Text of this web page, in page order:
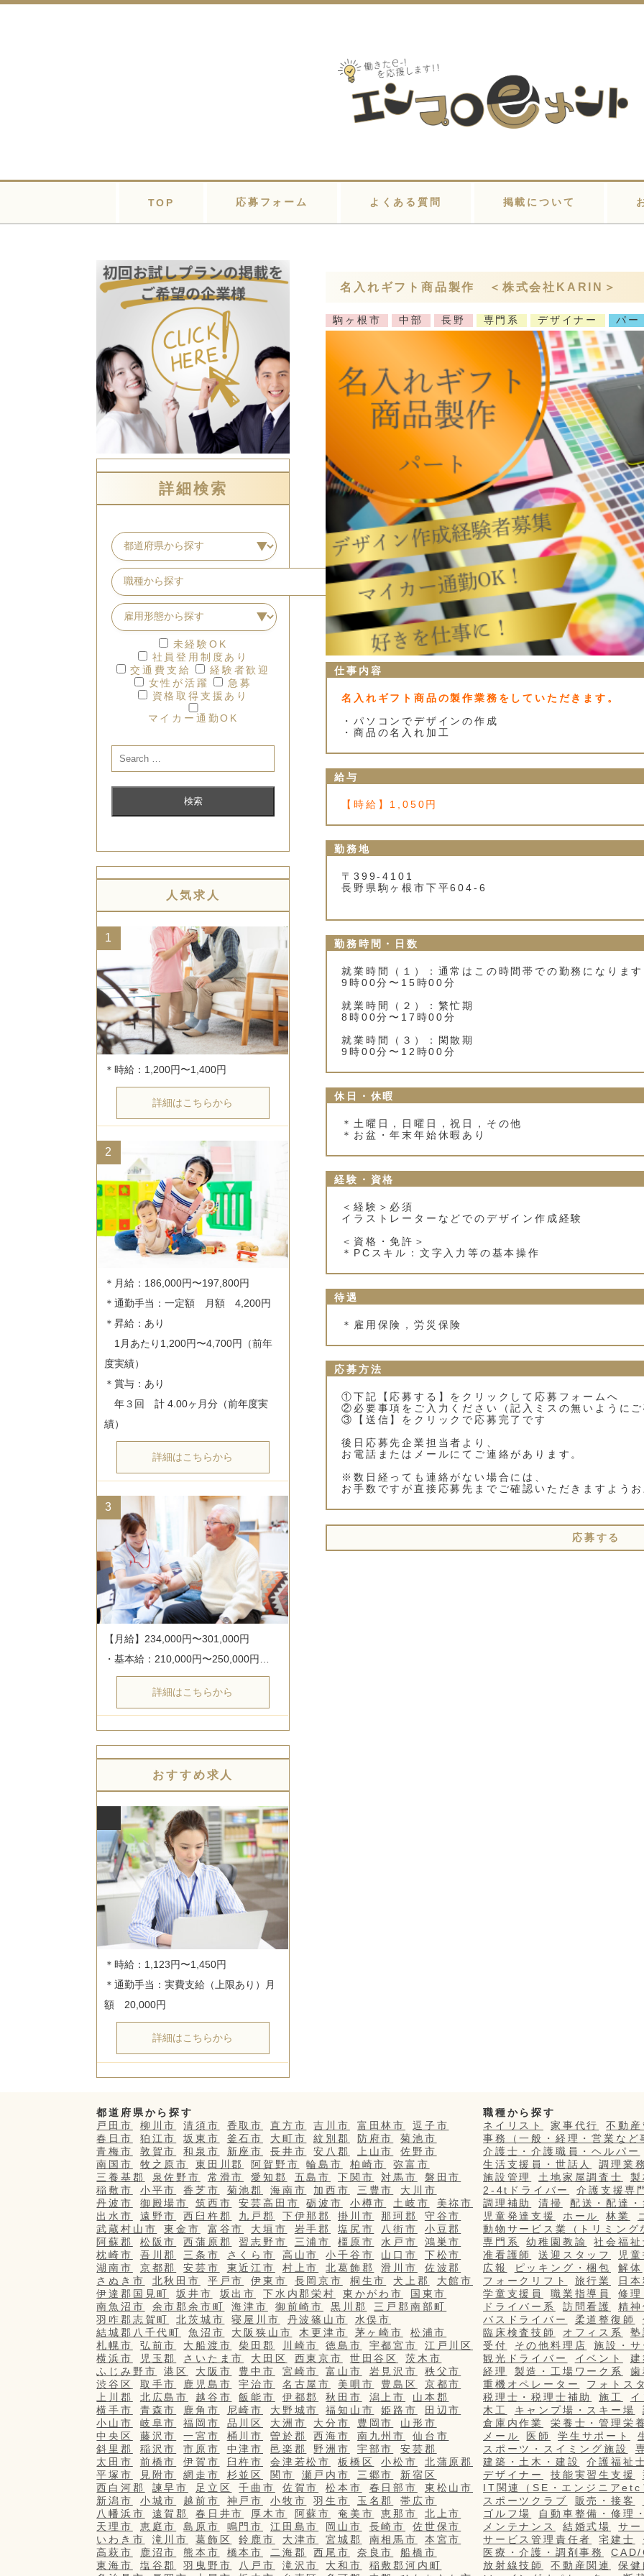
TOP 応募フォーム よくある質問 掲載について
詳細検索
未経験OK
社員登用制度あり
交通費支給
経験者歓迎
女性が活躍
急募
資格取得支援あり
マイカー通勤OK
人気求人
1
詳細はこちらから
2
＊月給：186,000円〜197,800円
＊通勤手当：一定額　月額　4,200円
＊昇給：あり
1月あたり1,200円〜4,700円（前年
度実績）
＊賞与：あり
年３回　計 4.00ヶ月分（前年度実
詳細はこちらから
3
【月給】234,000円〜301,000円
・基本給：210,000円〜250,000円…
詳細はこちらから
おすすめ求人
＊時給：1,123円〜1,450円
＊通勤手当：実費支給（上限あり）月
詳細はこちらから
名入れギフト商品製作 ＜株式会社KARIN＞
駒ヶ根市 中部 長野 専門系 デザイナー パー
仕事内容
名入れギフト商品の製作業務をしていただきます。
・パソコンでデザインの作成
・商品の名入れ加工
給与
【時給】1,050円
勤務地
〒399-4101
長野県駒ヶ根市下平604-6
勤務時間・日数
就業時間（１）：通常はこの時間帯での勤務になりま
9時00分〜15時00分
就業時間（２）：繁忙期
8時00分〜17時00分
就業時間（３）：閑散期
9時00分〜12時00分
休日・休暇
＊土曜日，日曜日，祝日，その他
＊お盆・年末年始休暇あり
経験・資格
＜経験＞必須
イラストレーターなどでのデザイン作成経験
＜資格・免許＞
＊PCスキル：文字入力等の基本操作
待遇
＊雇用保険，労災保険
応募方法
①下記【応募する】をクリックして応募フォームへ
②必要事項をご入力ください（記入ミスの無いように
③【送信】をクリックで応募完了です
後日応募先企業担当者より、
お電話またはメールにてご連絡があります。
※数日経っても連絡がない場合には、
お手数ですが直接応募先までご確認いただきますよう
応募する
都道府県から探す
戸田市
柳川市 清須市 香取市 直方市 吉川市 富田林市
逗子市
春日市
狛江市 坂東市 釜石市 大町市 紋別郡 防府市
菊池市
青梅市
敦賀市 和泉市 新座市 長井市 安八郡 上山市
佐野市
南国市
牧之原市 東田川郡 阿賀野市 輪島市 柏崎市
弥富市
三養基郡
泉佐野市 常滑市 愛知郡 五島市 下関市 対馬市
磐田市
稲敷市
小平市 香芝市 菊池郡 海南市 加西市 三豊市
大川市
丹波市
御殿場市 筑西市 安芸高田市 砺波市 小樽市 土岐市
美祢市
出水市
遠野市 西臼杵郡 九戸郡 下伊那郡 掛川市 那珂郡
守谷市
武蔵村山市
東金市 富谷市 大垣市 岩手郡 塩尻市 八街市
小豆郡
阿蘇郡
松阪市 西蒲原郡 習志野市 三浦市 橿原市 水戸市
鴻巣市
枕崎市
吾川郡 三条市 さくら市 高山市 小千谷市 山口市
下松市
湖南市
京都郡 安芸市 東近江市 村上市 北葛飾郡 滑川市
佐波郡
さぬき市
北秋田市 平戸市 伊東市 長岡京市 桐生市 犬上郡
大館市
伊達郡国見町
坂井市 坂出市 下水内郡栄村 東かがわ市
国東市
南魚沼市
余市郡余市町 海津市 御前崎市 黒川郡
三戸郡南部町
羽咋郡志賀町
北茨城市 寝屋川市 丹波篠山市
水俣市
結城郡八千代町
魚沼市 大阪狭山市 木更津市 茅ヶ崎市
松浦市
札幌市
弘前市 大船渡市 柴田郡 川崎市 徳島市 宇都宮市
江戸川区
横浜市
児玉郡 さいたま市 大田区 西東京市 世田谷区
茨木市
ふじみ野市
港区 大阪市 豊中市 宮崎市 富山市 岩見沢市
秩父市
渋谷区
取手市 鹿児島市 宇治市 名古屋市 美唄市 豊島区
京都市
上川郡
北広島市 越谷市 飯能市 伊都郡 秋田市 潟上市
山本郡
横手市
青森市 鹿角市 尼崎市 大野城市 福知山市 姫路市
田辺市
小山市
岐阜市 福岡市 品川区 大洲市 大分市 豊岡市
山形市
中央区
藤沢市 一宮市 桶川市 曽於郡 西海市 南九州市
仙台市
斜里郡
稲沢市 市原市 中津市 邑楽郡 野洲市 宇部市
安芸郡
太田市
前橋市 伊賀市 臼杵市 会津若松市 板橋区 小松市
北蒲原郡
平塚市
見附市 網走市 杉並区 関市 瀬戸内市 三郷市
新宿区
西白河郡
諫早市 足立区 千曲市 佐賀市 松本市 春日部市
東松山市
新潟市
小城市 越前市 神戸市 小牧市 羽生市 玉名郡
帯広市
八幡浜市
遠賀郡 春日井市 厚木市 阿蘇市 奄美市 恵那市
北上市
天理市
恵庭市 島原市 鳴門市 江田島市 岡山市 長崎市
佐世保市
いわき市
滝川市 葛飾区 鈴鹿市 大津市 宮城郡 南相馬市
本宮市
高萩市
鹿沼市 熊本市 橋本市 二海郡 西尾市 奈良市
船橋市
東海市
塩谷郡 羽曳野市 八戸市 滝沢市 大和市
稲敷郡河内町
職種から探す
ネイリスト
家事代行
不動
事務（一般・経理・営業など
介護士・介護職員・ヘルパー
生活支援員・世話人
調理業
施設管理
土地家屋調査士
2-4tドライバー
介護支援専
調理補助
清掃
配送・配達
児童発達支援
ホール 林業
動物サービス業（トリミング
専門系
幼稚園教諭
社会福
准看護師
送迎スタッフ
児
広報
ピッキング・梱包
解体
フォークリフト
旅行業
日
学童支援員
職業指導員
修
ドライバー系
訪問看護
精
バスドライバー
柔道整復師
臨床検査技師
オフィス系
受付
その他料理店
施設・
観光ドライバー
イベント
経理
製造・工場ワーク系
重機オペレーター
フォトス
税理士・税理士補助
施工
木工
キャンプ場・スキー場
倉庫内作業
栄養士・管理栄
メール
医師 学生サポート
スポーツ・スイミング施設
建築・土木・建設
介護福祉
デザイナー
技能実習生支援
IT関連（SE・エンジニアetc
スポーツクラブ
販売・接客
ゴルフ場
自動車整備・修理
メンテナンス
結婚式場
サ
サービス管理責任者
宅建士
医療・介護・調剤事務
放射線技師
不動産関連
保